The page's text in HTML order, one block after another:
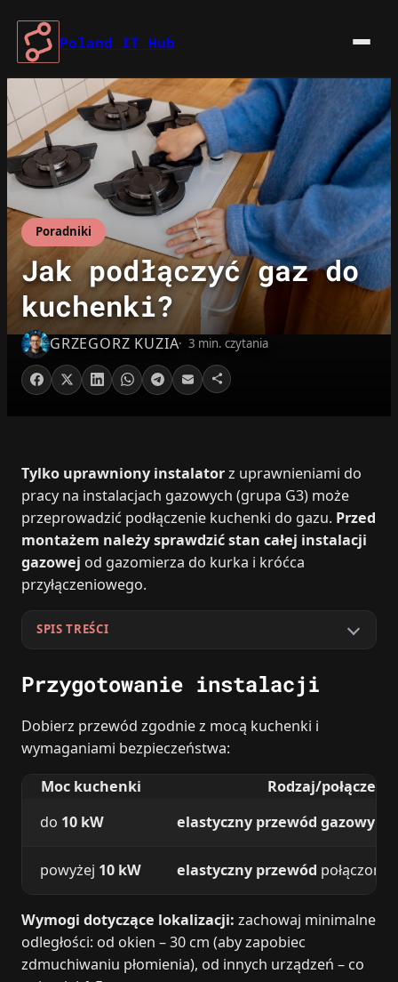
Przejdź
treści
Poland IT Hub
Poradniki
Jak podłączyć gaz do
kuchenki?
GRZEGORZ KUZIA 3 min. czytania
Tylko uprawniony instalatorz uprawnieniami do
pracy na instalacjach gazowych (grupa G3) może
przeprowadzić podłączenie kuchenki do gazu. Przed
montażem należy sprawdzić stan całej instalacji
gazowej od gazomierza do kurka i króćca
przyłączeniowego.
SPIS TREŚCI
Przygotowanie instalacji
Dobierz przewód zgodnie z mocą kuchenki i
wymaganiami bezpieczeństwa:
Moc kuchenki
Rodzaj/połączenie
do 10 kW elastyczny przewód gazowy
powyżej 10 kW elastyczny przewód połączony
Wymogi dotyczące lokalizacji: zachowaj minimalne
odległości: od okien – 30 cm (aby zapobiec
zdmuchiwaniu płomienia), od innych urządzeń – co